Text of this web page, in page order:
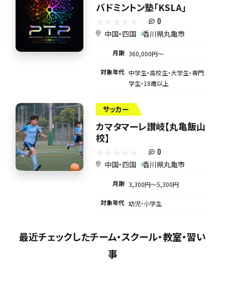
バドミントン塾「KSLA」
0
中国・四国 香川県丸亀市
月謝 360,000円〜
対象年代 中学生・高校生・大学生・専門
学生・18歳以上
サッカー
カマタマーレ讃岐【丸亀飯山
校】
0
中国・四国 香川県丸亀市
月謝 3,300円〜5,300円
対象年代 幼児・小学生
最近チェックしたチーム・スクール・教室・習い
事